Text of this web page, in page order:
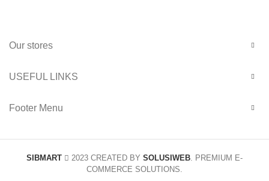
Our stores
USEFUL LINKS
Footer Menu
SIBMART 2023 CREATED BY SOLUSIWEB . PREMIUM E-
COMMERCE SOLUTIONS.